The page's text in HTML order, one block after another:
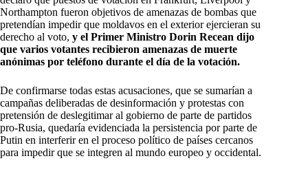
Northampton fueron objetivos de amenazas de bombas que
pretendían impedir que moldavos en el exterior ejercieran su
derecho al voto, y el Primer Ministro Dorin Recean dijo
que varios votantes recibieron amenazas de muerte
anónimas por teléfono durante el día de la votación.
De confirmarse todas estas acusaciones, que se sumarían a
campañas deliberadas de desinformación y protestas con
pretensión de deslegitimar al gobierno de parte de partidos
pro-Rusia, quedaría evidenciada la persistencia por parte de
Putin en interferir en el proceso político de países cercanos
para impedir que se integren al mundo europeo y occidental.